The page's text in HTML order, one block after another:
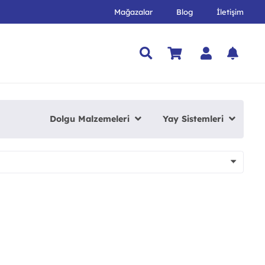
Mağazalar Blog İletişim
Dolgu Malzemeleri Yay Sistemleri